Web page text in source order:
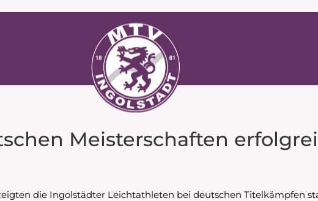
Meisterschaften
die Ingolstädter Leichtathleten bei deutschen Titelkämpfen